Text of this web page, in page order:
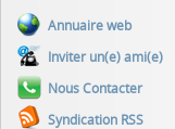
Annuaire web
Inviter un(e) ami(e)
Nous Contacter
Syndication RSS